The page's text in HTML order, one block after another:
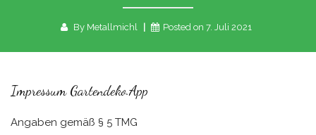
By Metallmichl Posted on 7. Juli 2021
Impressum Gartendeko.app
Angaben gemäß § 5 TMG